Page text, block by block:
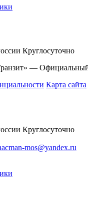
Круглосуточно
— Официальный
Карта сайта
Круглосуточно
mos@yandex.ru